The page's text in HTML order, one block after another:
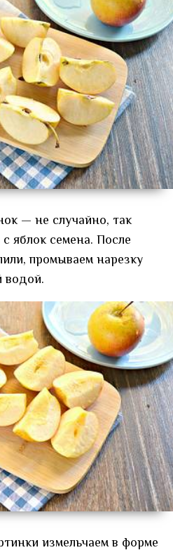
— не случайно, так
яблок семена. После
промываем нарезку
водой.
измельчаем в форме